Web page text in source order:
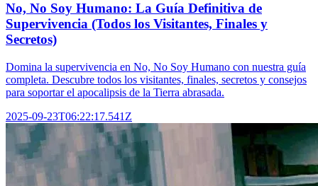
No, No Soy Humano: La Guía Definitiva de
Supervivencia (Todos los Visitantes, Finales y
Secretos)
Domina la supervivencia en No, No Soy Humano con nuestra guía
completa. Descubre todos los visitantes, finales, secretos y consejos
para soportar el apocalipsis de la Tierra abrasada.
2025-09-23T06:22:17.541Z